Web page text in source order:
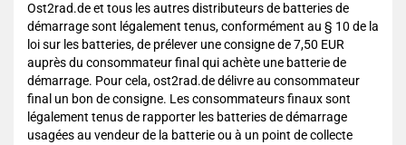
Ost2rad.de et tous les autres distributeurs de batteries de
démarrage sont légalement tenus, conformément au § 10 de la
loi sur les batteries, de prélever une consigne de 7,50 EUR
auprès du consommateur final qui achète une batterie de
démarrage. Pour cela, ost2rad.de délivre au consommateur
final un bon de consigne. Les consommateurs finaux sont
légalement tenus de rapporter les batteries de démarrage
usagées au vendeur de la batterie ou à un point de collecte